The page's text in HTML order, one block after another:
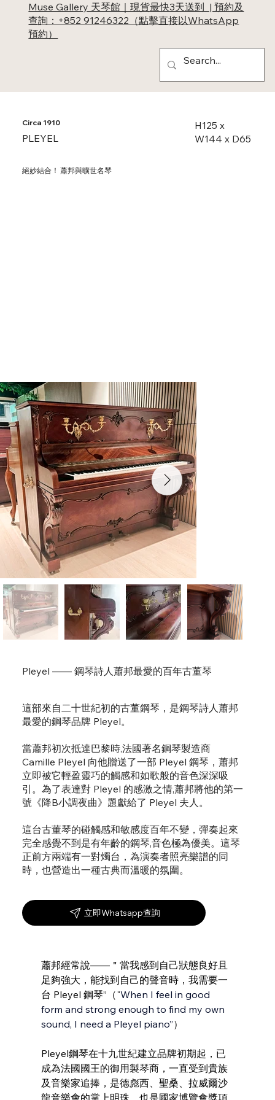
Muse Gallery 天琴館｜現貨最快3天送到 | 預約及
查詢：+852 91246322（點擊直接以WhatsApp
預約）
Circa 1910
PLEYEL
絕妙結合！ 蕭邦與曠世名琴
H125 x
W144 x D65
蕭邦經常說——＂當我感到自己狀態良好且
足夠強大，能找到自己的聲音時，我需要一
台 Pleyel 鋼琴”（"When I feel in good
form and strong enough to find my own
sound, I need a Pleyel piano”）
Pleyel鋼琴在十九世紀建立品牌初期起，已
成為法國國王的御用製琴商，一直受到貴族
及音樂家追捧，是德彪西、聖桑、拉威爾沙
這部來自二十世紀初的古董鋼琴，是鋼琴詩人蕭邦
最愛的鋼琴品牌 Pleyel。
當蕭邦初次抵達巴黎時,法國著名鋼琴製造商
Camille Pleyel 向他贈送了一部 Pleyel 鋼琴，蕭邦
立即被它輕盈靈巧的觸感和如歌般的音色深深吸
引。為了表達對 Pleyel 的感激之情,蕭邦將他的第一
號《降B小調夜曲》題獻給了 Pleyel 夫人。
這台古董琴的碰觸感和敏感度百年不變，彈奏起來
完全感覺不到是有年齡的鋼琴,音色極為優美。這琴
正前方兩端有一對燭台，為演奏者照亮樂譜的同
時，也營造出一種古典而溫暖的氛圍。
立即Whatsapp查詢
Pleyel —— 鋼琴詩人蕭邦最愛的百年古董琴